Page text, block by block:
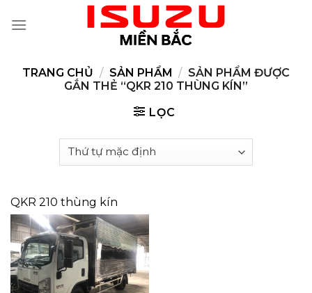
TRANG CHỦ / SẢN PHẨM / SẢN PHẨM ĐƯỢC
GẮN THẺ “QKR 210 THÙNG KÍN”
LỌC
QKR 210 thùng kín